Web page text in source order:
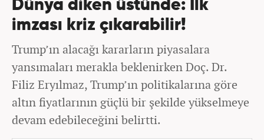
Dünya diken üstünde: İlk
imzası kriz çıkarabilir!
Trump’ın alacağı kararların piyasalara
yansımaları merakla beklenirken Doç. Dr.
Filiz Eryılmaz, Trump’ın politikalarına göre
altın fiyatlarının güçlü bir şekilde yükselmeye
devam edebileceğini belirtti.